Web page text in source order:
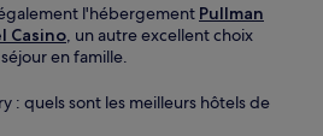
l'hébergement Pullman
Casino, un autre excellent choix
en famille.
: quels sont les meilleurs hôtels de